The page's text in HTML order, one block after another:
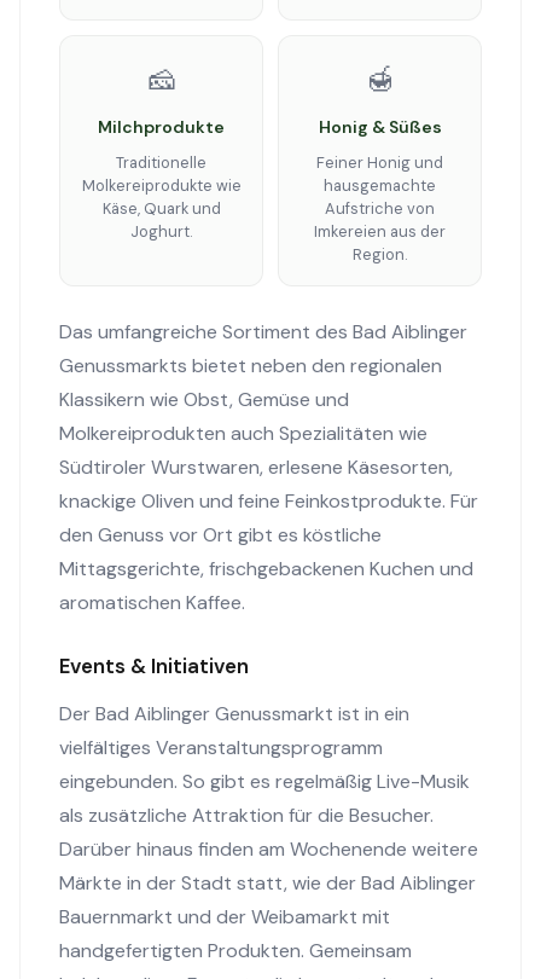
🧀
Milchprodukte
Traditionelle
Molkereiprodukte wie
Käse, Quark und
Joghurt.
🍯
Honig & Süßes
Feiner Honig und
hausgemachte
Aufstriche von
Imkereien aus der
Region.
Das umfangreiche Sortiment des Bad Aiblinger
Genussmarkts bietet neben den regionalen
Klassikern wie Obst, Gemüse und
Molkereiprodukten auch Spezialitäten wie
Südtiroler Wurstwaren, erlesene Käsesorten,
knackige Oliven und feine Feinkostprodukte. Für
den Genuss vor Ort gibt es köstliche
Mittagsgerichte, frischgebackenen Kuchen und
aromatischen Kaffee.
Events & Initiativen
Der Bad Aiblinger Genussmarkt ist in ein
vielfältiges Veranstaltungsprogramm
eingebunden. So gibt es regelmäßig Live-Musik
als zusätzliche Attraktion für die Besucher.
Darüber hinaus finden am Wochenende weitere
Märkte in der Stadt statt, wie der Bad Aiblinger
Bauernmarkt und der Weibamarkt mit
handgefertigten Produkten. Gemeinsam